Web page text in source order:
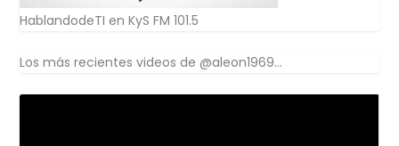
HablandodeTI en KyS FM 101.5
Los más recientes videos de @aleon1969...